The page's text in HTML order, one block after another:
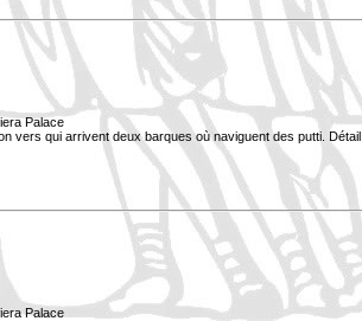
Palace
vers qui arrivent deux barques où naviguent des putti. Détail.
Palace